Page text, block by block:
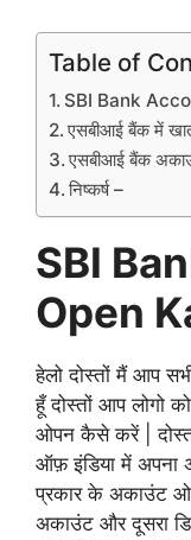
Table of
SBI Bank
एसबीआई बैंक में
एसबीआई बैंक
निष्कर्ष –
SBI
Open
हेलो दोस्तों मैं आप
हूँ दोस्तों आप लोगो
ओपन कैसे करें |
ऑफ़ इंडिया में अपना
प्रकार के अकाउंट
अकाउंट और दूसरा